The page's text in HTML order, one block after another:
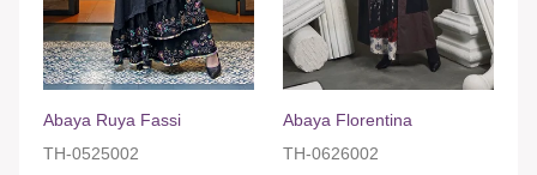
Abaya Ruya Fassi
TH-0525002
Abaya Florentina
TH-0626002